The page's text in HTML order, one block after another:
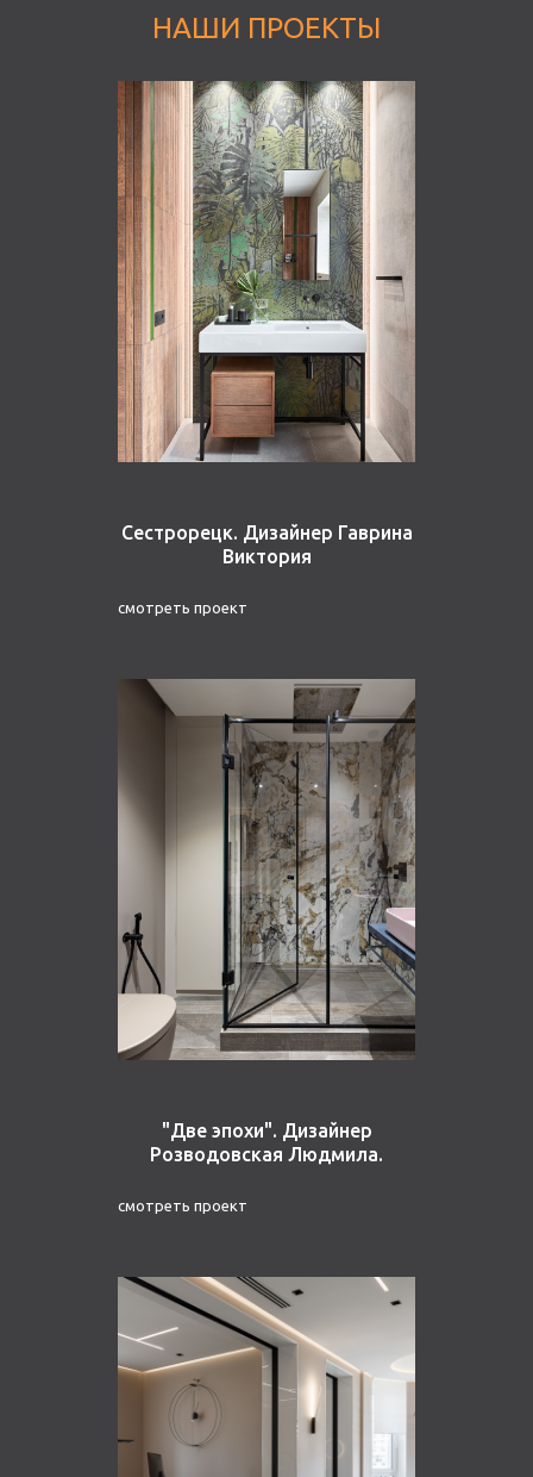
НАШИ ПРОЕКТЫ
Сестрорецк. Дизайнер Гаврина
Виктория
смотреть проект
"Две эпохи". Дизайнер
Розводовская Людмила.
смотреть проект